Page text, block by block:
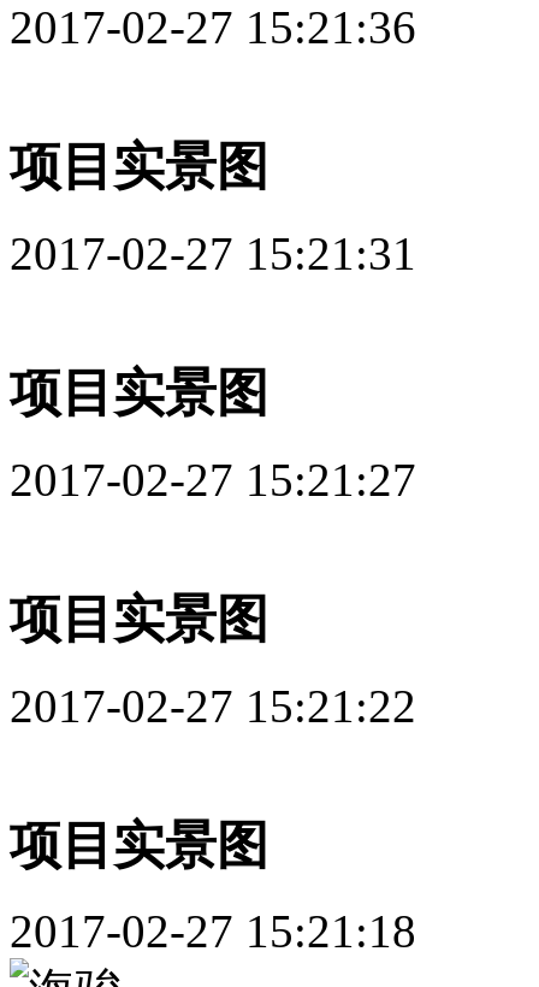
2017-02-27 15:21:36
项目实景图
2017-02-27 15:21:31
项目实景图
2017-02-27 15:21:27
项目实景图
2017-02-27 15:21:22
项目实景图
2017-02-27 15:21:18